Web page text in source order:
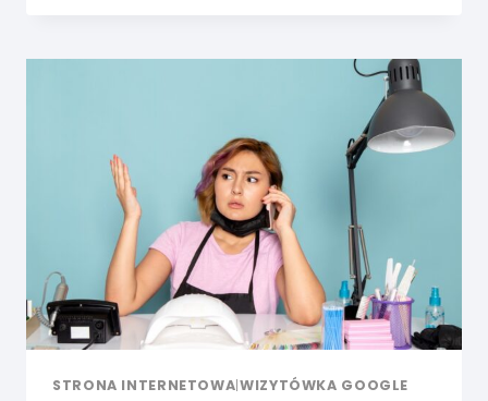
BRANŻY
STRONA INTERNETOWA|WIZYTÓWKA GOOGLE